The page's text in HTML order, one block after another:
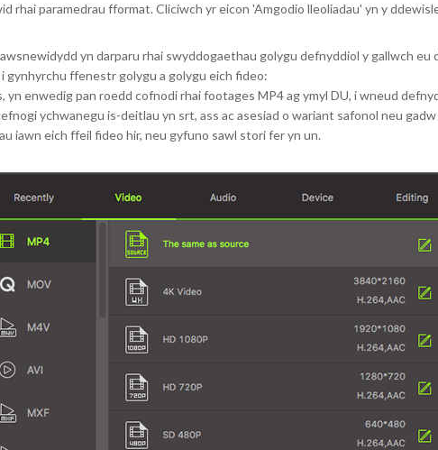
rhai paramedrau fformat. Cliciwch yr eicon 'Amgodio lleoliadau' yn y
yn darparu rhai swyddogaethau golygu defnyddiol y gallwch
gynhyrchu ffenestr golygu a golygu eich fideo:
yn enwedig pan roedd cofnodi rhai footages MP4 ag ymyl DU, i wneud
ychwanegu is-deitlau yn srt, ass ac asesiad o wariant safonol neu
iawn eich ffeil fideo hir, neu gyfuno sawl stori fer yn un.